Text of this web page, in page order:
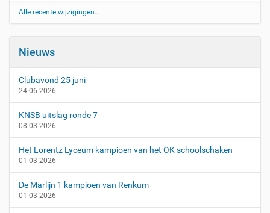
Alle recente wijzigingen...
Nieuws
Clubavond 25 juni
24-06-2026
KNSB uitslag ronde 7
08-03-2026
Het Lorentz Lyceum kampioen van het OK schoolschaken
01-03-2026
De Marlijn 1 kampioen van Renkum
01-03-2026